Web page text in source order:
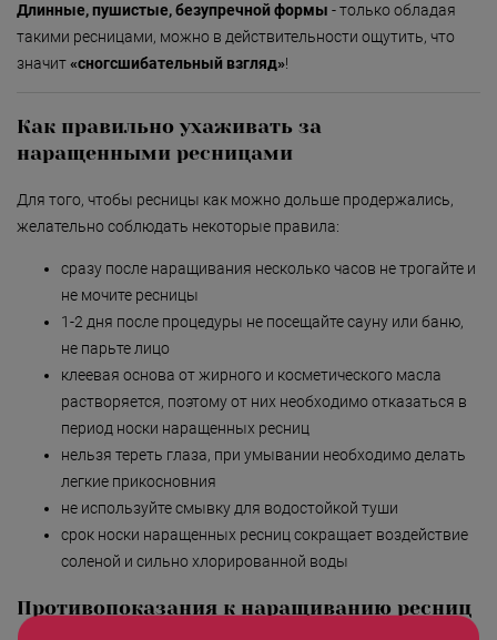
Длинные, пушистые, безупречной формы - только обладая
такими ресницами, можно в действительности ощутить, что
значит«сногсшибательный взгляд»!
Как правильно ухаживать за
наращенными ресницами
Для того, чтобы ресницы как можно дольше продержались,
желательно соблюдать некоторые правила:
сразу после наращивания несколько часов не трогайте и
не мочите ресницы
1-2 дня после процедуры не посещайте сауну или баню,
не парьте лицо
клеевая основа от жирного и косметического масла
растворяется, поэтому от них необходимо отказаться в
период носки наращенных ресниц
нельзя тереть глаза, при умывании необходимо делать
легкие прикосновния
не используйте смывку для водостойкой туши
срок носки наращенных ресниц сокращает воздействие
соленой и сильно хлорированной воды
Противопоказания к наращиванию ресниц
«Кедровый рай»
«Сибирское здоровье»